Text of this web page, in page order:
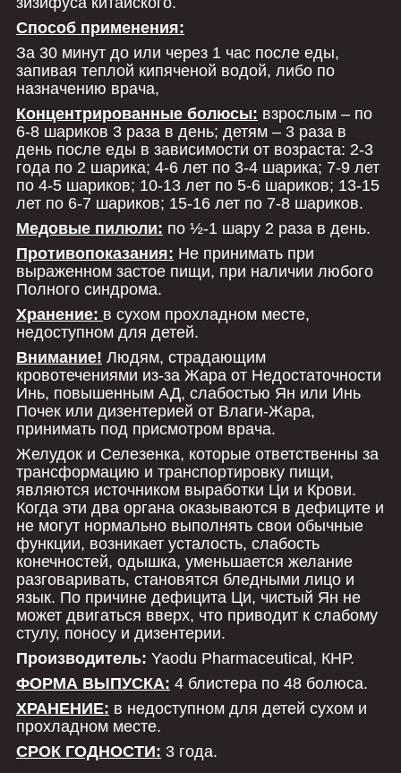
Способ применения:
За 30 минут до или через 1 час после еды,
запивая теплой кипяченой водой, либо по
назначению врача,
Концентрированные болюсы: взрослым – по
6-8 шариков 3 раза в день; детям – 3 раза в
день после еды в зависимости от возраста: 2-3
года по 2 шарика; 4-6 лет по 3-4 шарика; 7-9 лет
по 4-5 шариков; 10-13 лет по 5-6 шариков; 13-15
лет по 6-7 шариков; 15-16 лет по 7-8 шариков.
Медовые пилюли: по ½-1 шару 2 раза в день.
Противопоказания: Не принимать при
выраженном застое пищи, при наличии любого
Полного синдрома.
Хранение: в сухом прохладном месте,
недоступном для детей.
Внимание! Людям, страдающим
кровотечениями из-за Жара от Недостаточности
Инь, повышенным АД, слабостью Ян или Инь
Почек или дизентерией от Влаги-Жара,
принимать под присмотром врача.
Желудок и Селезенка, которые ответственны за
трансформацию и транспортировку пищи,
являются источником выработки Ци и Крови.
Когда эти два органа оказываются в дефиците и
не могут нормально выполнять свои обычные
функции, возникает усталость, слабость
конечностей, одышка, уменьшается желание
разговаривать, становятся бледными лицо и
язык. По причине дефицита Ци, чистый Ян не
может двигаться вверх, что приводит к слабому
стулу, поносу и дизентерии.
Производитель: Yaodu Pharmaceutical, КНР.
ФОРМА ВЫПУСКА: 4 блистера по 48 болюса.
ХРАНЕНИЕ: в недоступном для детей сухом и
прохладном месте.
СРОК ГОДНОСТИ: 3 года.